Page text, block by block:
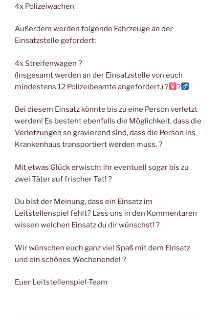
4x Polizeiwachen
Außerdem werden folgende Fahrzeuge an der
Einsatzstelle gefordert:
4x Streifenwagen ?
(Insgesamt werden an der Einsatzstelle von euch
mindestens 12 Polizeibeamte angefordert.) ?‍
?‍
Bei diesem Einsatz könnte bis zu eine Person verletzt
werden! Es besteht ebenfalls die Möglichkeit, dass die
Verletzungen so gravierend sind, dass die Person ins
Krankenhaus transportiert werden muss. ?
Mit etwas Glück erwischt ihr eventuell sogar bis zu
zwei Täter auf frischer Tat! ?
Du bist der Meinung, dass ein Einsatz im
Leitstellenspiel fehlt? Lass uns in den Kommentaren
wissen welchen Einsatz du dir wünschst! ?
Wir wünschen euch ganz viel Spaß mit dem Einsatz
und ein schönes Wochenende! ?
Euer Leitstellenspiel-Team